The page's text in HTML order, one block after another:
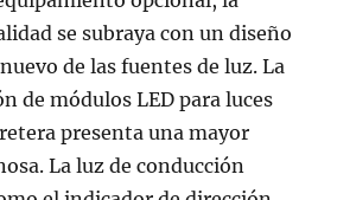
se subraya con un diseño
de las fuentes de luz. La
de módulos LED para luces
presenta una mayor
La luz de conducción